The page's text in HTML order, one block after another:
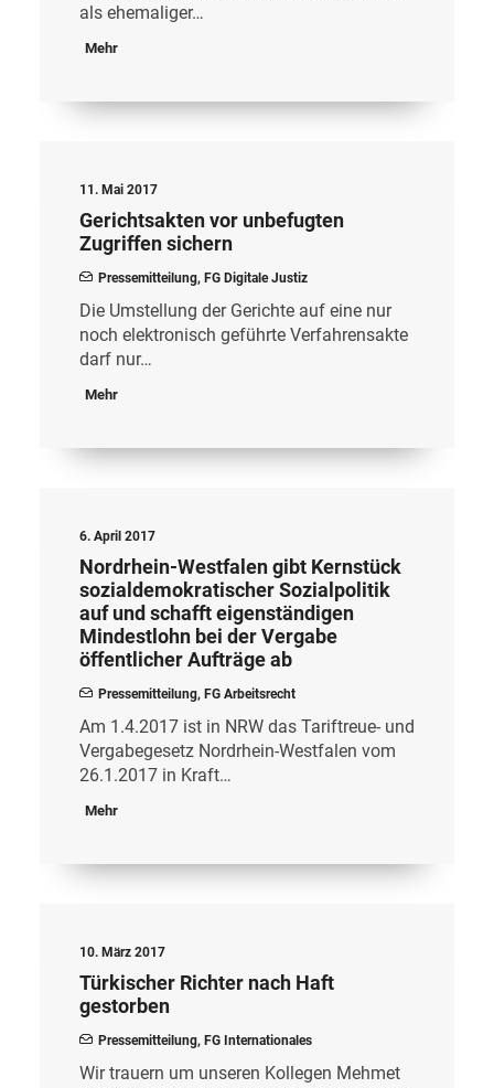
als ehemaliger…
Mehr
11. Mai 2017
Gerichtsakten vor unbefugten
Zugriffen sichern
Pressemitteilung, FG Digitale Justiz
Die Umstellung der Gerichte auf eine nur
noch elektronisch geführte Verfahrensakte
darf nur…
Mehr
6. April 2017
Nordrhein-Westfalen gibt Kernstück
sozialdemokratischer Sozialpolitik
auf und schafft eigenständigen
Mindestlohn bei der Vergabe
öffentlicher Aufträge ab
Pressemitteilung, FG Arbeitsrecht
Am 1.4.2017 ist in NRW das Tariftreue- und
Vergabegesetz Nordrhein-Westfalen vom
26.1.2017 in Kraft…
Mehr
10. März 2017
Türkischer Richter nach Haft
gestorben
Pressemitteilung, FG Internationales
Wir trauern um unseren Kollegen Mehmet